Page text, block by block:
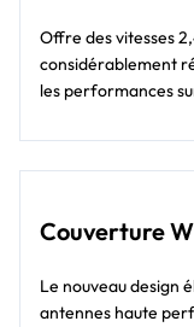
Offre des vitesses
considérablement
les performances
Couverture
Le nouveau design
antennes haute